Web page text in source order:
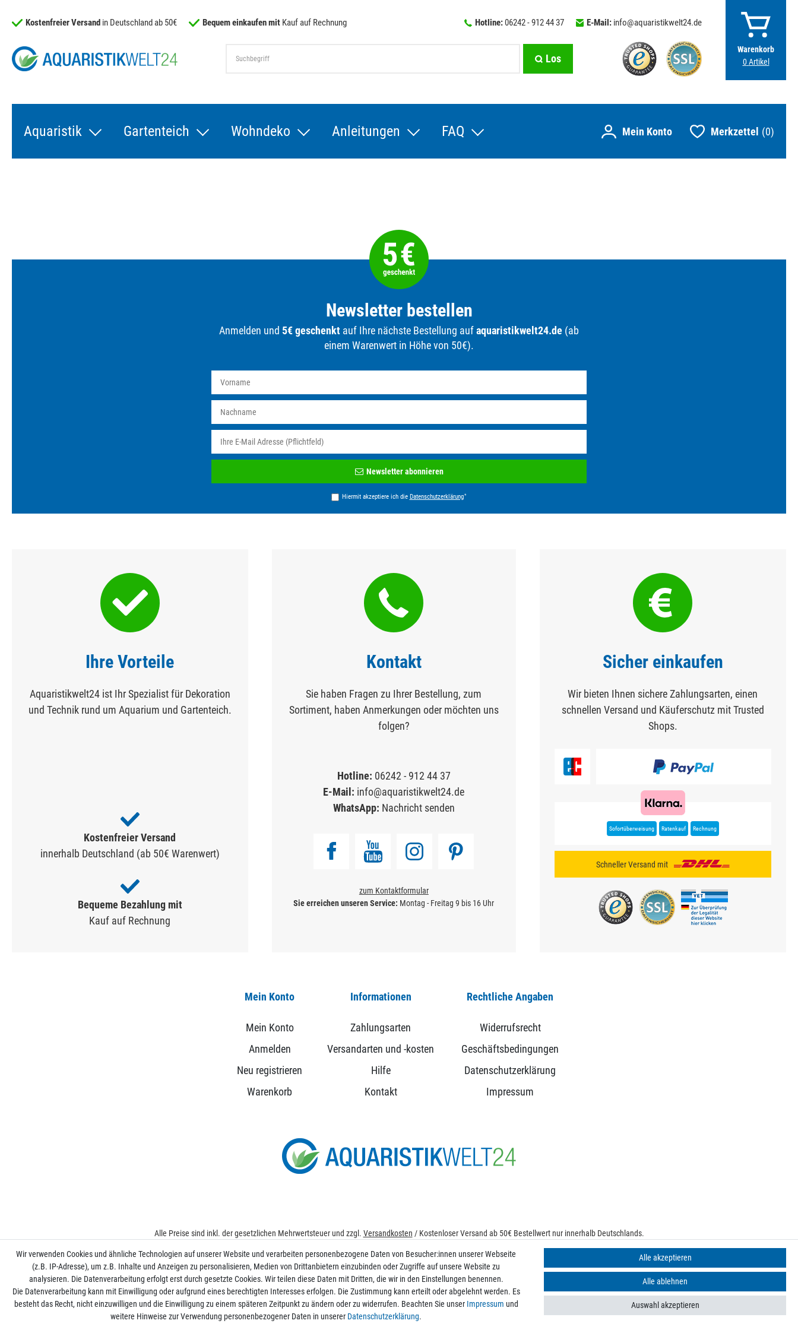
Warenkorb
0 Artikel
Kostenfreier Versand in Deutschland ab 50€ Bequem einkaufen mit Kauf auf Rechnung Hotline:06242 - 912 44 37 E-Mail: info@aquaristikwelt24.de
Los
Aquaristik Gartenteich Wohndeko Anleitungen FAQ Merkzettel 0
Newsletter bestellen
Anmelden und 5€ geschenkt auf Ihre nächste Bestellung aufaquaristikwelt24.de (ab
einem Warenwert in Höhe von 50€).
Honig
Newsletter abonnieren
Hiermit akzeptiere ich die Daten­schutz­erklärung*
Ihre Vorteile
Aquaristikwelt24 ist Ihr Spezialist für Dekoration
und Technik rund um Aquarium und Gartenteich.
Kostenfreier Versand
innerhalb Deutschland (ab 50€ Warenwert)
Bequeme Bezahlung mit
Kauf auf Rechnung
Kontakt
Sie haben Fragen zu Ihrer Bestellung, zum
Sortiment, haben Anmerkungen oder möchten uns
folgen?
Hotline: 06242 - 912 44 37
E-Mail: info@aquaristikwelt24.de
WhatsApp: Nachricht senden
zum Kontaktformular
Sie erreichen unseren Service: Montag - Freitag 9 bis 16 Uhr
Sicher einkaufen
Wir bieten Ihnen sichere Zahlungsarten, einen
schnellen Versand und Käuferschutz mit Trusted
Shops.
Sofortüberweisung Ratenkauf Rechnung
Schneller Versand mit
Mein Konto
Mein Konto
Anmelden
Neu registrieren
Warenkorb
Informationen
Zahlungsarten
Versandarten und -kosten
Hilfe
Kontakt
Rechtliche Angaben
Widerrufsrecht
Geschäftsbedingungen
Datenschutzerklärung
Impressum
Alle Preise sind inkl. der gesetzlichen Mehrwertsteuer und zzgl. Versandkosten / Kostenloser Versand ab 50€ Bestellwert nur innerhalb Deutschlands.
Kontakt
Wir verwenden Cookies und ähnliche Technologien auf unserer Website und verarbeiten personenbezogene Daten von Besucher:innen unserer Webseite
(z.B. IP-Adresse), um z.B. Inhalte und Anzeigen zu personalisieren, Medien von Drittanbietern einzubinden oder Zugriffe auf unsere Website zu
analysieren. Die Datenverarbeitung erfolgt erst durch gesetzte Cookies. Wir teilen diese Daten mit Dritten, die wir in den Einstellungen benennen.
Die Datenverarbeitung kann mit Einwilligung oder aufgrund eines berechtigten Interesses erfolgen. Die Zustimmung kann erteilt oder abgelehnt werden. Es
besteht das Recht, nicht einzuwilligen und die Einwilligung zu einem späteren Zeitpunkt zu ändern oder zu widerrufen. Beachten Sie unser Impressum und
weitere Hinweise zur Verwendung personenbezogener Daten in unserer Daten­schutz­erklärung.
Alle akzeptieren
Alle ablehnen
Auswahl akzeptieren